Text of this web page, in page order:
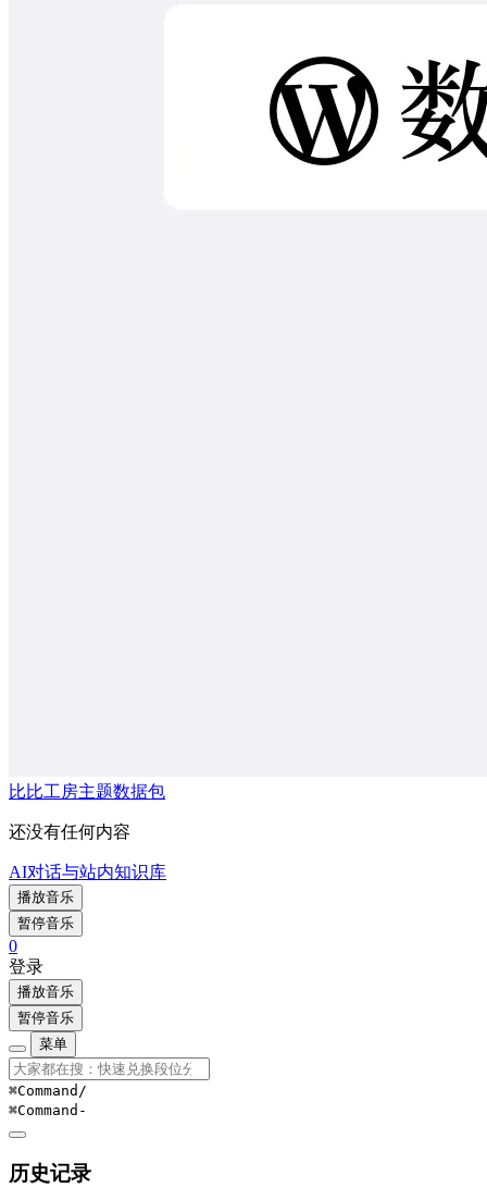
比比工房主题数据包
还没有任何内容
AI对话与站内知识库
播放音乐
暂停音乐
0
登录
播放音乐
暂停音乐
菜单
⌘Command /
⌘Command -
历史记录